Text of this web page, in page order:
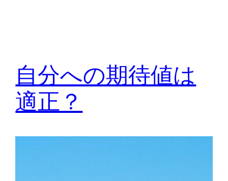
自分への期待値は
適正？